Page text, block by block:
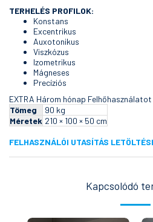
TERHELÉS PROFILOK:
Konstans
Excentrikus
Auxotonikus
Viszkózus
Izometrikus
Mágneses
Precíziós
EXTRA Három hónap
Tömeg
90 kg
Méretek 210 × 100 × 50 cm
FELHASZNÁLÓI UTASÍTÁS
Kapcsolódó